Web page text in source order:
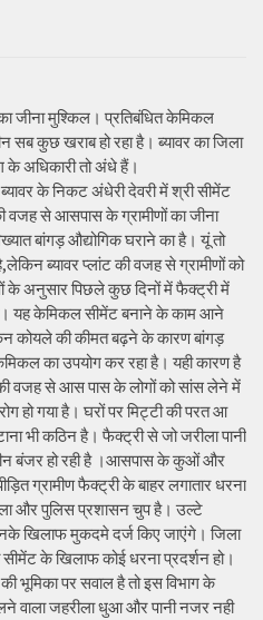
जीना मुश्किल। प्रतिबंधित केमिकल
सब कुछ खराब हो रहा है। ब्यावर का जिला
के अधिकारी तो अंधे हैं।
के निकट अंधेरी देवरी में श्री सीमेंट
से आसपास के ग्रामीणों का जीना
बांगड़ औद्योगिक घराने का है। यूं तो
ब्यावर प्लांट की वजह से ग्रामीणों को
के अनुसार पिछले कुछ दिनों में फैक्ट्री में
यह केमिकल सीमेंट बनाने के काम आने
कोयले की कीमत बढ़ने के कारण बांगड़
का उपयोग कर रहा है। यही कारण है
वजह से आस पास के लोगों को सांस लेने में
हो गया है। घरों पर मिट्टी की परत आ
भी कठिन है। फैक्ट्री से जो जरीला पानी
बंजर हो रही है ।आसपास के कुओं और
ग्रामीण फैक्ट्री के बाहर लगातार धरना
और पुलिस प्रशासन चुप है। उल्टे
खिलाफ मुकदमे दर्ज किए जाएंगे। जिला
के खिलाफ कोई धरना प्रदर्शन हो।
भूमिका पर सवाल है तो इस विभाग के
वाला जहरीला धुआ और पानी नजर नही